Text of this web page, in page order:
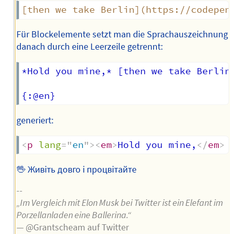
[then we take Berlin](https://
Für Blockelemente setzt man die Sprachauszeichnung
danach durch eine Leerzeile getrennt:
*Hold you mine,* [then we take
generiert:
<p lang="en"><em>Hold you mine, </em>
🖖 Живіть довго і процвітайте
--
„Im Vergleich mit Elon Musk bei Twitter ist ein Elefant im
Porzellanladen eine Ballerina.“
— @Grantscheam auf Twitter